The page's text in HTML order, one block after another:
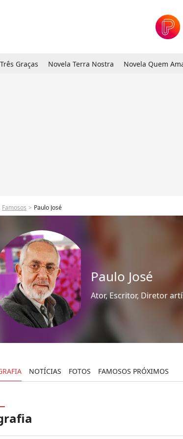
Graças Novela Terra Nostra Novela Quem
Famosos Paulo José
Paulo José
Ator, Escritor, Diretor
NOTÍCIAS FOTOS FAMOSOS PRÓXIMOS